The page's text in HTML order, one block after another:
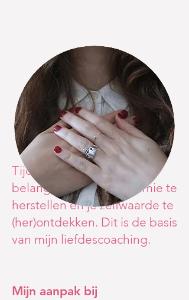
Tijdens deze fase is het
belangrijk om je autonomie te
herstellen en je zelfwaarde te
(her)ontdekken. Dit is de basis
van mijn liefdescoaching.
Mijn aanpak bij